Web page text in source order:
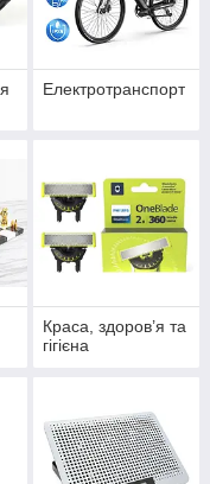
Електротранспорт
Краса, здоров’я та
гігієна